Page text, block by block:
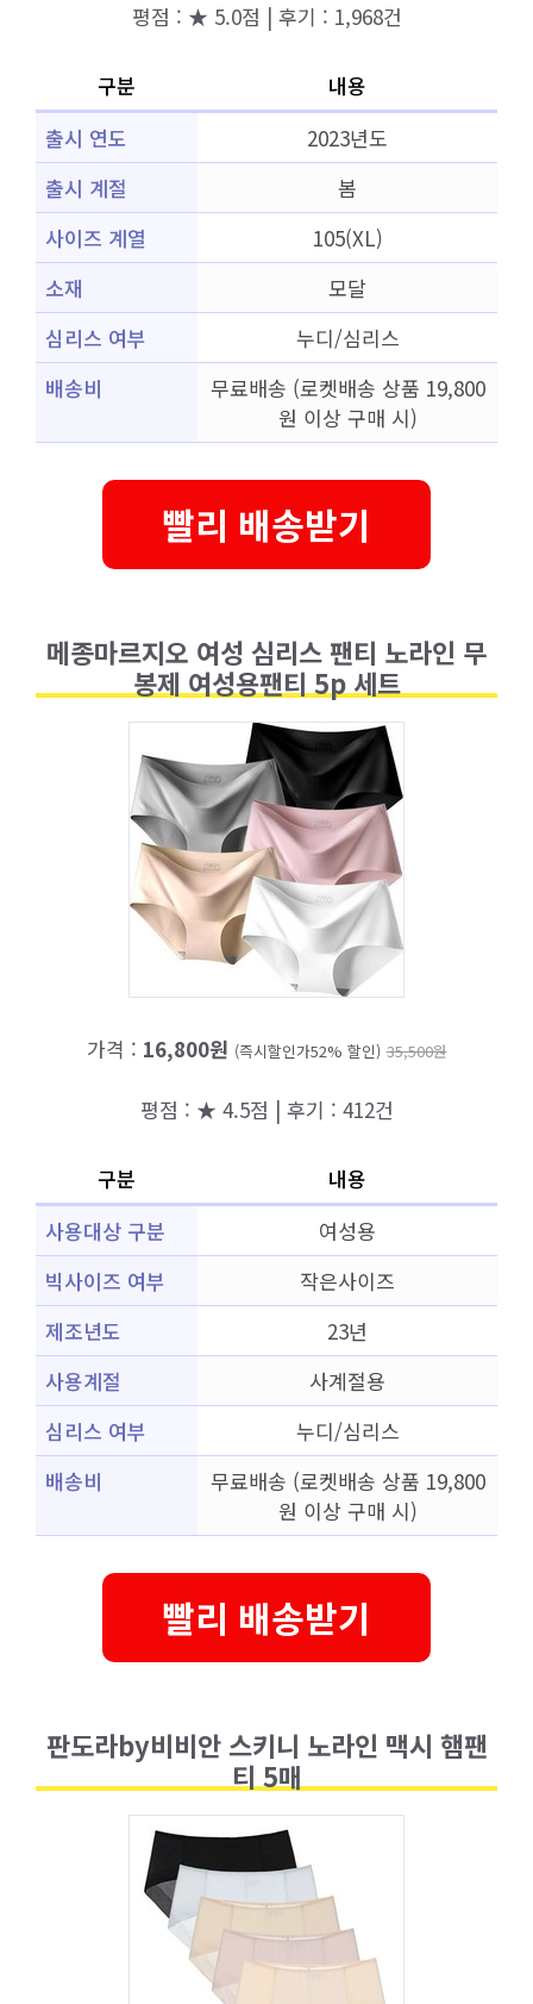
평점 : ★ 5.0점 | 후기 : 1,968건
구분
내용
출시 연도
2023년도
출시 계절
봄
사이즈 계열
105(XL)
소재
모달
심리스 여부
누디/심리스
배송비
무료배송 (로켓배송 상품 19,800
원 이상 구매 시)
빨리 배송받기
메종마르지오 여성 심리스 팬티 노라인 무
봉제 여성용팬티 5p 세트
가격 : 16,800원 (즉시할인가52% 할인) 35,500원
평점 : ★ 4.5점 | 후기 : 412건
구분
내용
사용대상 구분
여성용
빅사이즈 여부
작은사이즈
제조년도
23년
사용계절
사계절용
심리스 여부
누디/심리스
배송비
무료배송 (로켓배송 상품 19,800
원 이상 구매 시)
빨리 배송받기
판도라by비비안 스키니 노라인 맥시 햄팬
티 5매